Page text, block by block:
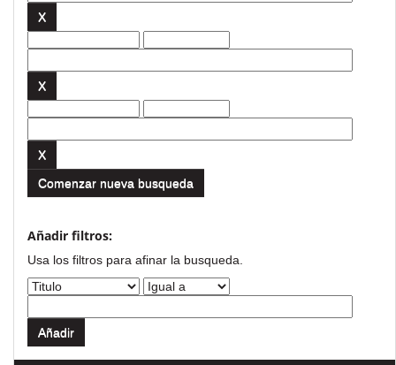
Comenzar nueva busqueda
Añadir filtros:
Usa los filtros para afinar la busqueda.